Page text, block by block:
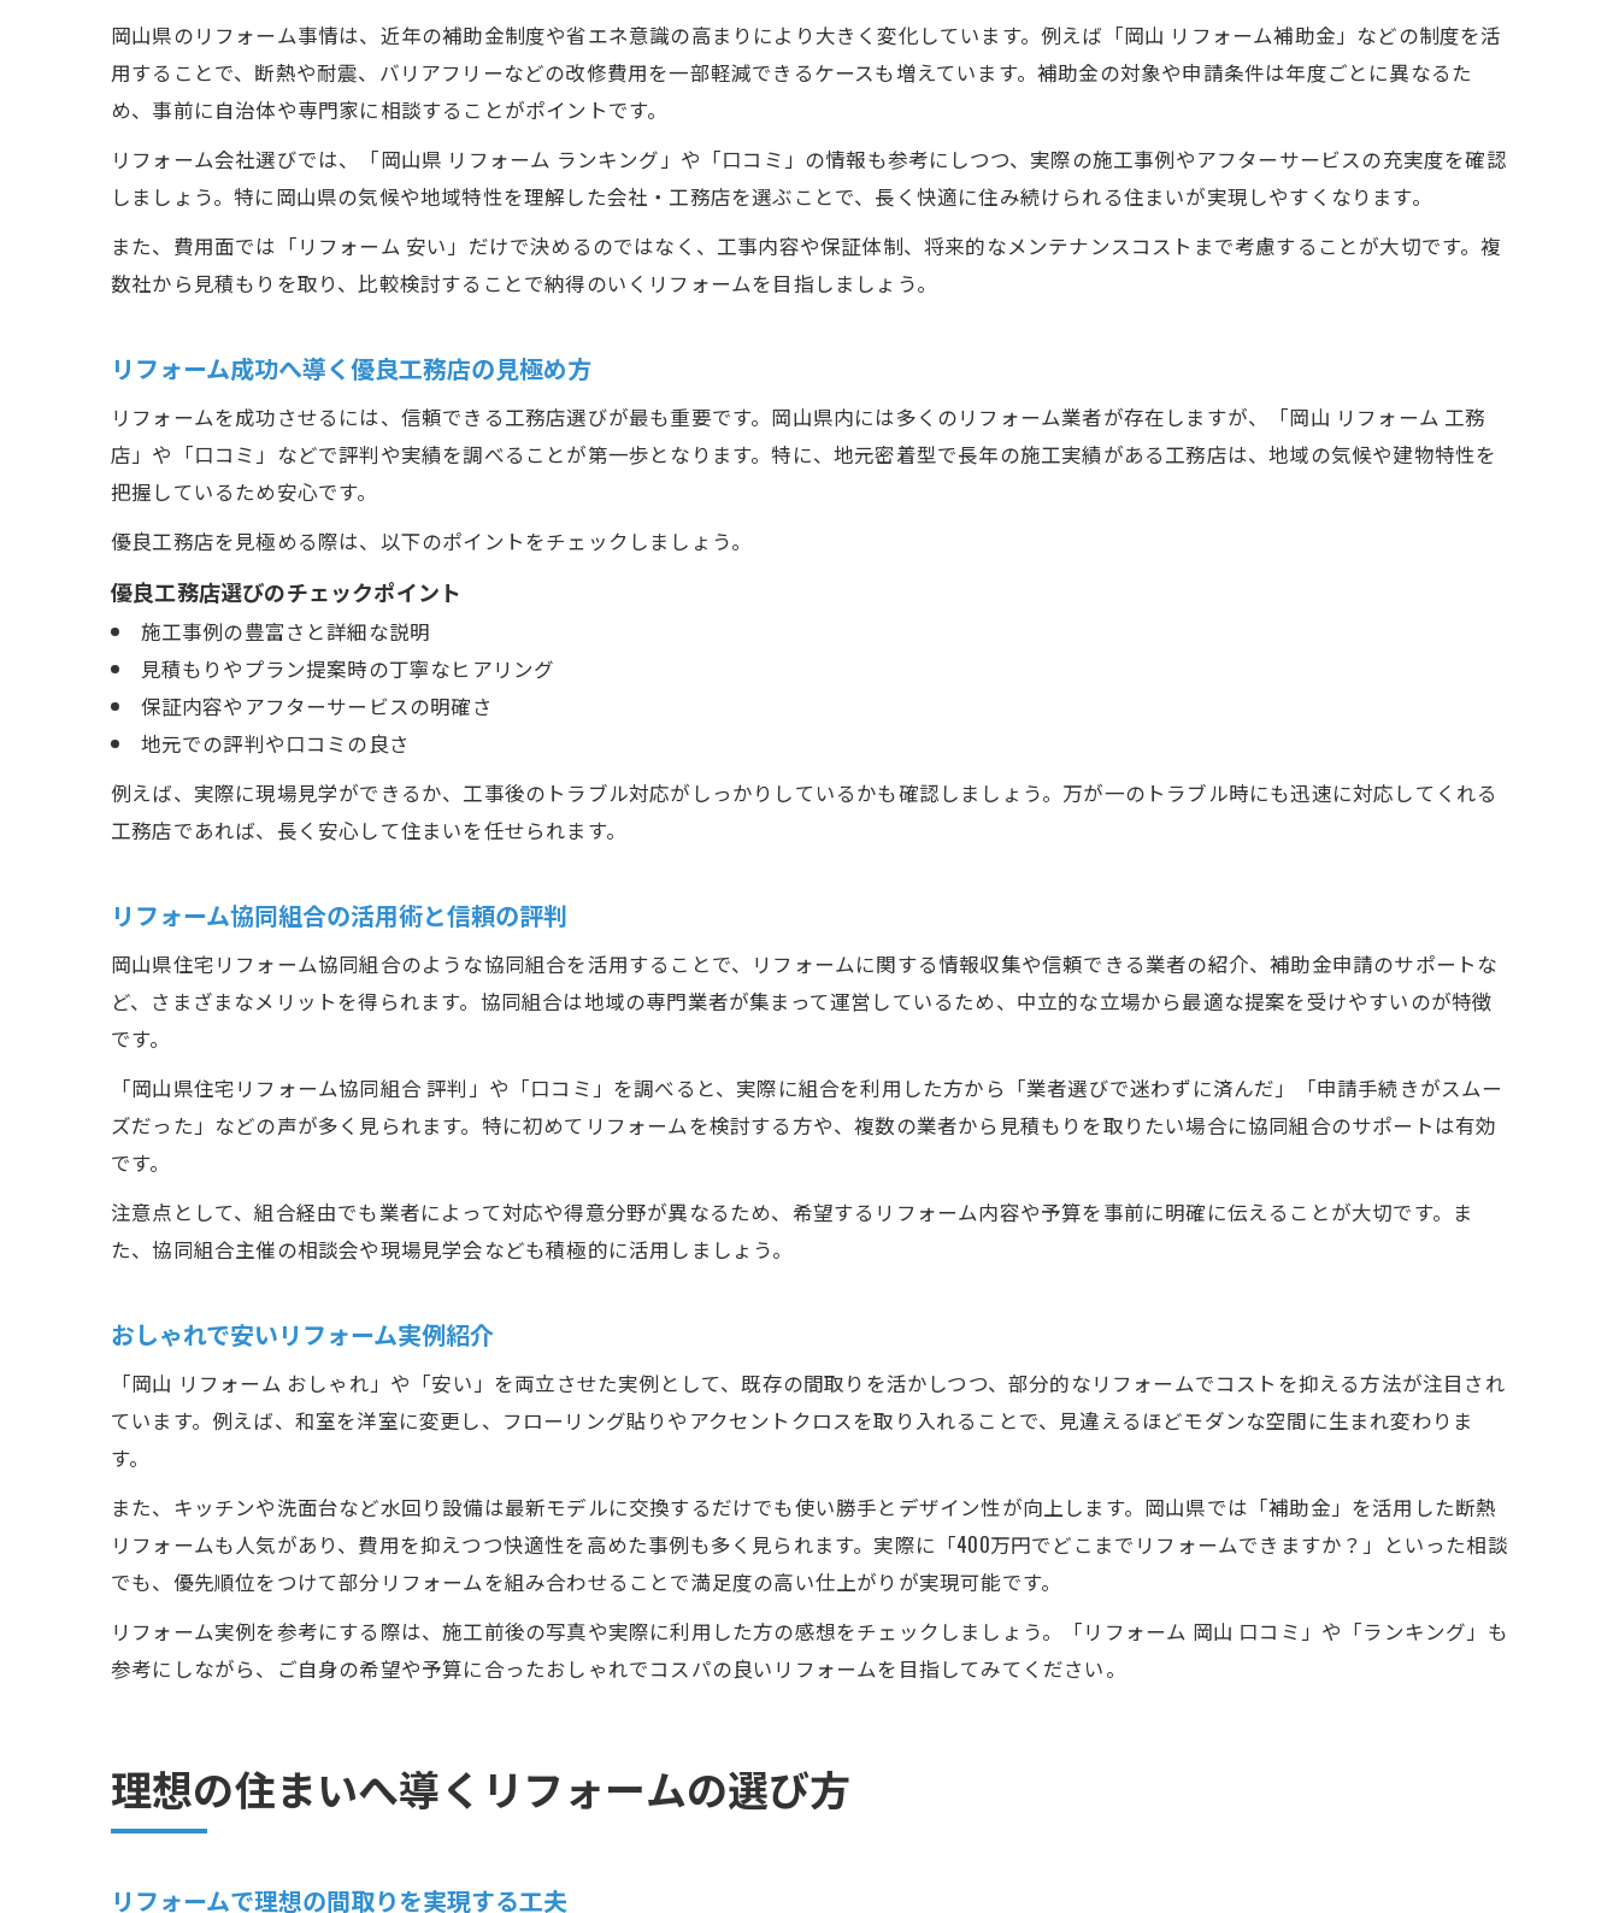
補助金申請時に押さえたいリフォームの流れ
リフォーム費用を抑える補助制度徹底比較
補助金と口コミを活かした改修成功の鍵
口コミを活かすリフォーム成功体験のポイント
リフォーム口コミで見極める成功のコツ
信頼できるリフォーム工務店の選び方
体験談から学ぶ失敗しないリフォーム術
おしゃれで安心な暮らしを叶える実践的リフォーム案
おしゃれと機能性を両立したリフォーム実例
岡山県で人気の安いリフォーム工務店案内
岡山県のリフォーム事情は、近年の補助金制度や省エネ意識の高まりにより大きく変化しています。例えば「岡山 リフォーム補助金」などの制度を活
用することで、断熱や耐震、バリアフリーなどの改修費用を一部軽減できるケースも増えています。補助金の対象や申請条件は年度ごとに異なるた
め、事前に自治体や専門家に相談することがポイントです。
リフォーム会社選びでは、「岡山県 リフォーム ランキング」や「口コミ」の情報も参考にしつつ、実際の施工事例やアフターサービスの充実度を確認
しましょう。特に岡山県の気候や地域特性を理解した会社・工務店を選ぶことで、長く快適に住み続けられる住まいが実現しやすくなります。
また、費用面では「リフォーム 安い」だけで決めるのではなく、工事内容や保証体制、将来的なメンテナンスコストまで考慮することが大切です。複
数社から見積もりを取り、比較検討することで納得のいくリフォームを目指しましょう。
リフォーム成功へ導く優良工務店の見極め方
リフォームを成功させるには、信頼できる工務店選びが最も重要です。岡山県内には多くのリフォーム業者が存在しますが、「岡山 リフォーム 工務
店」や「口コミ」などで評判や実績を調べることが第一歩となります。特に、地元密着型で長年の施工実績がある工務店は、地域の気候や建物特性を
把握しているため安心です。
優良工務店を見極める際は、以下のポイントをチェックしましょう。
優良工務店選びのチェックポイント
施工事例の豊富さと詳細な説明
見積もりやプラン提案時の丁寧なヒアリング
保証内容やアフターサービスの明確さ
地元での評判や口コミの良さ
例えば、実際に現場見学ができるか、工事後のトラブル対応がしっかりしているかも確認しましょう。万が一のトラブル時にも迅速に対応してくれる
工務店であれば、長く安心して住まいを任せられます。
リフォーム協同組合の活用術と信頼の評判
岡山県住宅リフォーム協同組合のような協同組合を活用することで、リフォームに関する情報収集や信頼できる業者の紹介、補助金申請のサポートな
ど、さまざまなメリットを得られます。協同組合は地域の専門業者が集まって運営しているため、中立的な立場から最適な提案を受けやすいのが特徴
です。
「岡山県住宅リフォーム協同組合 評判」や「口コミ」を調べると、実際に組合を利用した方から「業者選びで迷わずに済んだ」「申請手続きがスムー
ズだった」などの声が多く見られます。特に初めてリフォームを検討する方や、複数の業者から見積もりを取りたい場合に協同組合のサポートは有効
です。
注意点として、組合経由でも業者によって対応や得意分野が異なるため、希望するリフォーム内容や予算を事前に明確に伝えることが大切です。ま
た、協同組合主催の相談会や現場見学会なども積極的に活用しましょう。
おしゃれで安いリフォーム実例紹介
「岡山 リフォーム おしゃれ」や「安い」を両立させた実例として、既存の間取りを活かしつつ、部分的なリフォームでコストを抑える方法が注目され
ています。例えば、和室を洋室に変更し、フローリング貼りやアクセントクロスを取り入れることで、見違えるほどモダンな空間に生まれ変わりま
す。
また、キッチンや洗面台など水回り設備は最新モデルに交換するだけでも使い勝手とデザイン性が向上します。岡山県では「補助金」を活用した断熱
リフォームも人気があり、費用を抑えつつ快適性を高めた事例も多く見られます。実際に「400万円でどこまでリフォームできますか？」といった相談
でも、優先順位をつけて部分リフォームを組み合わせることで満足度の高い仕上がりが実現可能です。
リフォーム実例を参考にする際は、施工前後の写真や実際に利用した方の感想をチェックしましょう。「リフォーム 岡山 口コミ」や「ランキング」も
参考にしながら、ご自身の希望や予算に合ったおしゃれでコスパの良いリフォームを目指してみてください。
理想の住まいへ導くリフォームの選び方
リフォームで理想の間取りを実現する工夫